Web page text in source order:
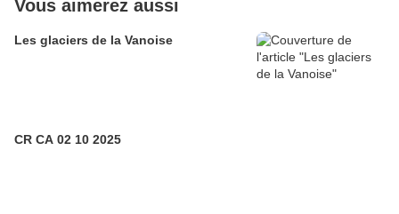
Vous aimerez aussi
Les glaciers de la Vanoise
CR CA 02 10 2025